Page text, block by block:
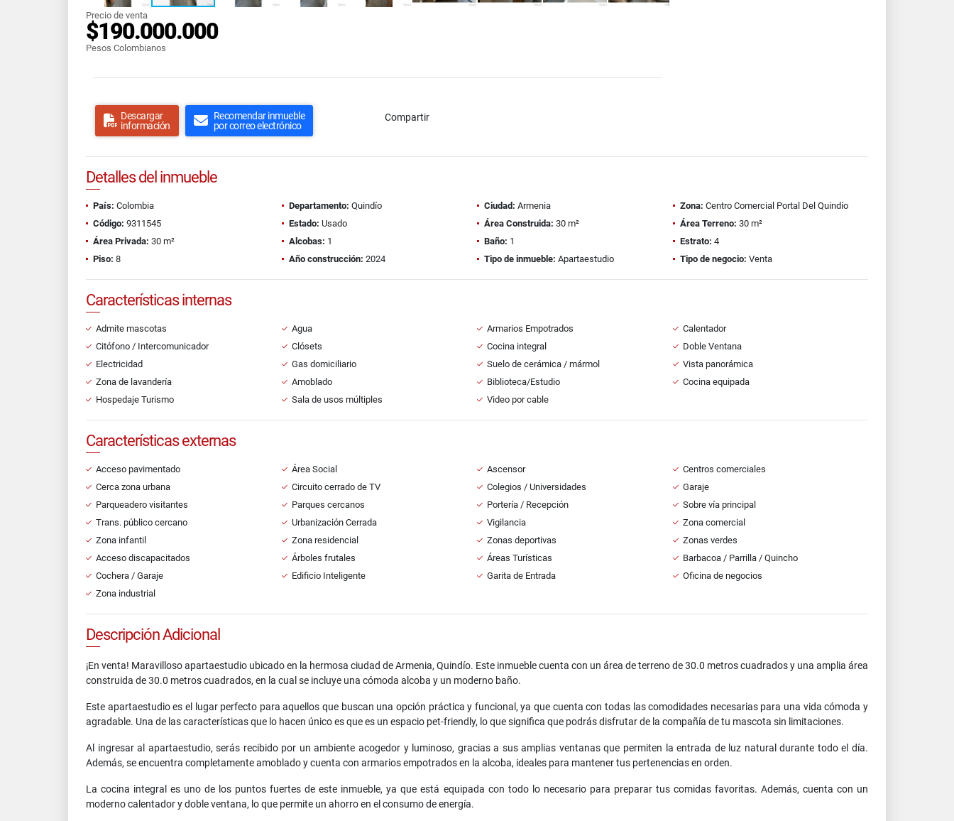
Precio de venta
$190.000.000
Pesos Colombianos
Descargar
información
Recomendar inmueble
por correo electrónico
Compartir
Detalles del inmueble
País: Colombia Departamento: Quindío Ciudad: Armenia Zona: Centro Comercial Portal Del Quindío
Código: 9311545 Estado: Usado Área Construida: 30 m² Área Terreno: 30 m²
Área Privada: 30 m² Alcobas: 1 Baño: 1 Estrato: 4
Piso: 8 Año construcción: 2024 Tipo de inmueble: Apartaestudio Tipo de negocio: Venta
Características internas
Admite mascotas Agua Armarios Empotrados
Calentador
Citófono / Intercomunicador
Clósets Cocina integral
Doble Ventana
Electricidad
Gas domiciliario Suelo de cerámica / mármol
Vista panorámica
Zona de lavandería
Amoblado Biblioteca/Estudio
Cocina equipada
Hospedaje Turismo
Sala de usos múltiples Video por cable
Características externas
Acceso pavimentado Área Social Ascensor
Centros comerciales
Cerca zona urbana
Circuito cerrado de TV Colegios / Universidades
Garaje
Parqueadero visitantes
Parques cercanos Portería / Recepción
Sobre vía principal
Trans. público cercano
Urbanización Cerrada Vigilancia
Zona comercial
Zona infantil
Zona residencial Zonas deportivas
Zonas verdes
Acceso discapacitados
Árboles frutales Áreas Turísticas
Barbacoa / Parrilla / Quincho
Cochera / Garaje
Edificio Inteligente Garita de Entrada
Oficina de negocios
Zona industrial
Descripción Adicional
¡En venta! Maravilloso apartaestudio ubicado en la hermosa ciudad de Armenia, Quindío. Este inmueble cuenta con un área de terreno de 30.0 metros cuadrados y una amplia área
construida de 30.0 metros cuadrados, en la cual se incluye una cómoda alcoba y un moderno baño.
Este apartaestudio es el lugar perfecto para aquellos que buscan una opción práctica y funcional, ya que cuenta con todas las comodidades necesarias para una vida cómoda y
agradable. Una de las características que lo hacen único es que es un espacio pet-friendly, lo que significa que podrás disfrutar de la compañía de tu mascota sin limitaciones.
Al ingresar al apartaestudio, serás recibido por un ambiente acogedor y luminoso, gracias a sus amplias ventanas que permiten la entrada de luz natural durante todo el día.
Además, se encuentra completamente amoblado y cuenta con armarios empotrados en la alcoba, ideales para mantener tus pertenencias en orden.
La cocina integral es uno de los puntos fuertes de este inmueble, ya que está equipada con todo lo necesario para preparar tus comidas favoritas. Además, cuenta con un
moderno calentador y doble ventana, lo que permite un ahorro en el consumo de energía.